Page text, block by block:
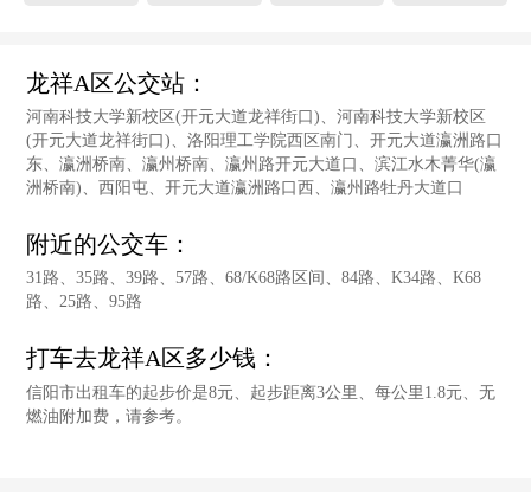
龙祥A区公交站：
河南科技大学新校区(开元大道龙祥街口)、河南科技大学新校区
(开元大道龙祥街口)、洛阳理工学院西区南门、开元大道瀛洲路口
东、瀛洲桥南、瀛州桥南、瀛州路开元大道口、滨江水木菁华(瀛
洲桥南)、西阳屯、开元大道瀛洲路口西、瀛州路牡丹大道口
附近的公交车：
31路、35路、39路、57路、68/K68路区间、84路、K34路、K68
路、25路、95路
打车去龙祥A区多少钱：
信阳市出租车的起步价是8元、起步距离3公里、每公里1.8元、无
燃油附加费，请参考。